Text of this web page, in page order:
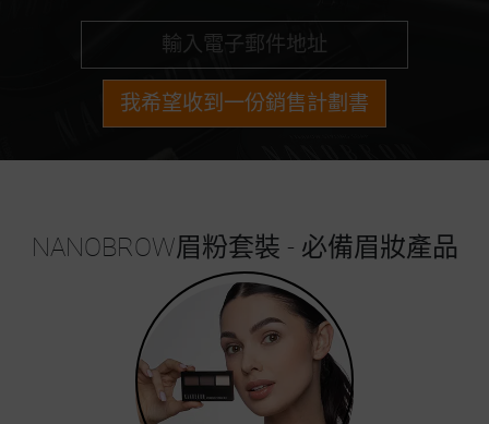
我希望收到一份銷售計劃書
NANOBROW眉粉套裝 - 必備眉妝產品